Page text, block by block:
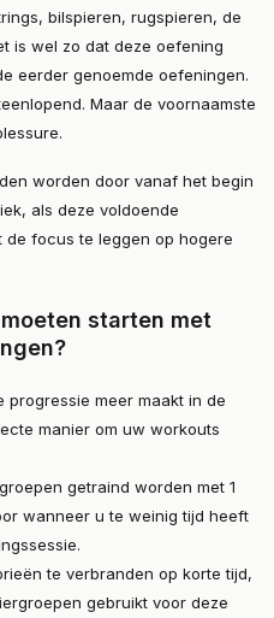
bilspieren, rugspieren, de
is wel zo dat deze oefening
eerder genoemde oefeningen.
Maar de voornaamste
worden door vanaf het begin
als deze voldoende
de focus te leggen op hogere
starten met
progressie meer maakt in de
manier om uw workouts
getraind worden met 1
wanneer u te weinig tijd heeft
te verbranden op korte tijd,
gebruikt voor deze